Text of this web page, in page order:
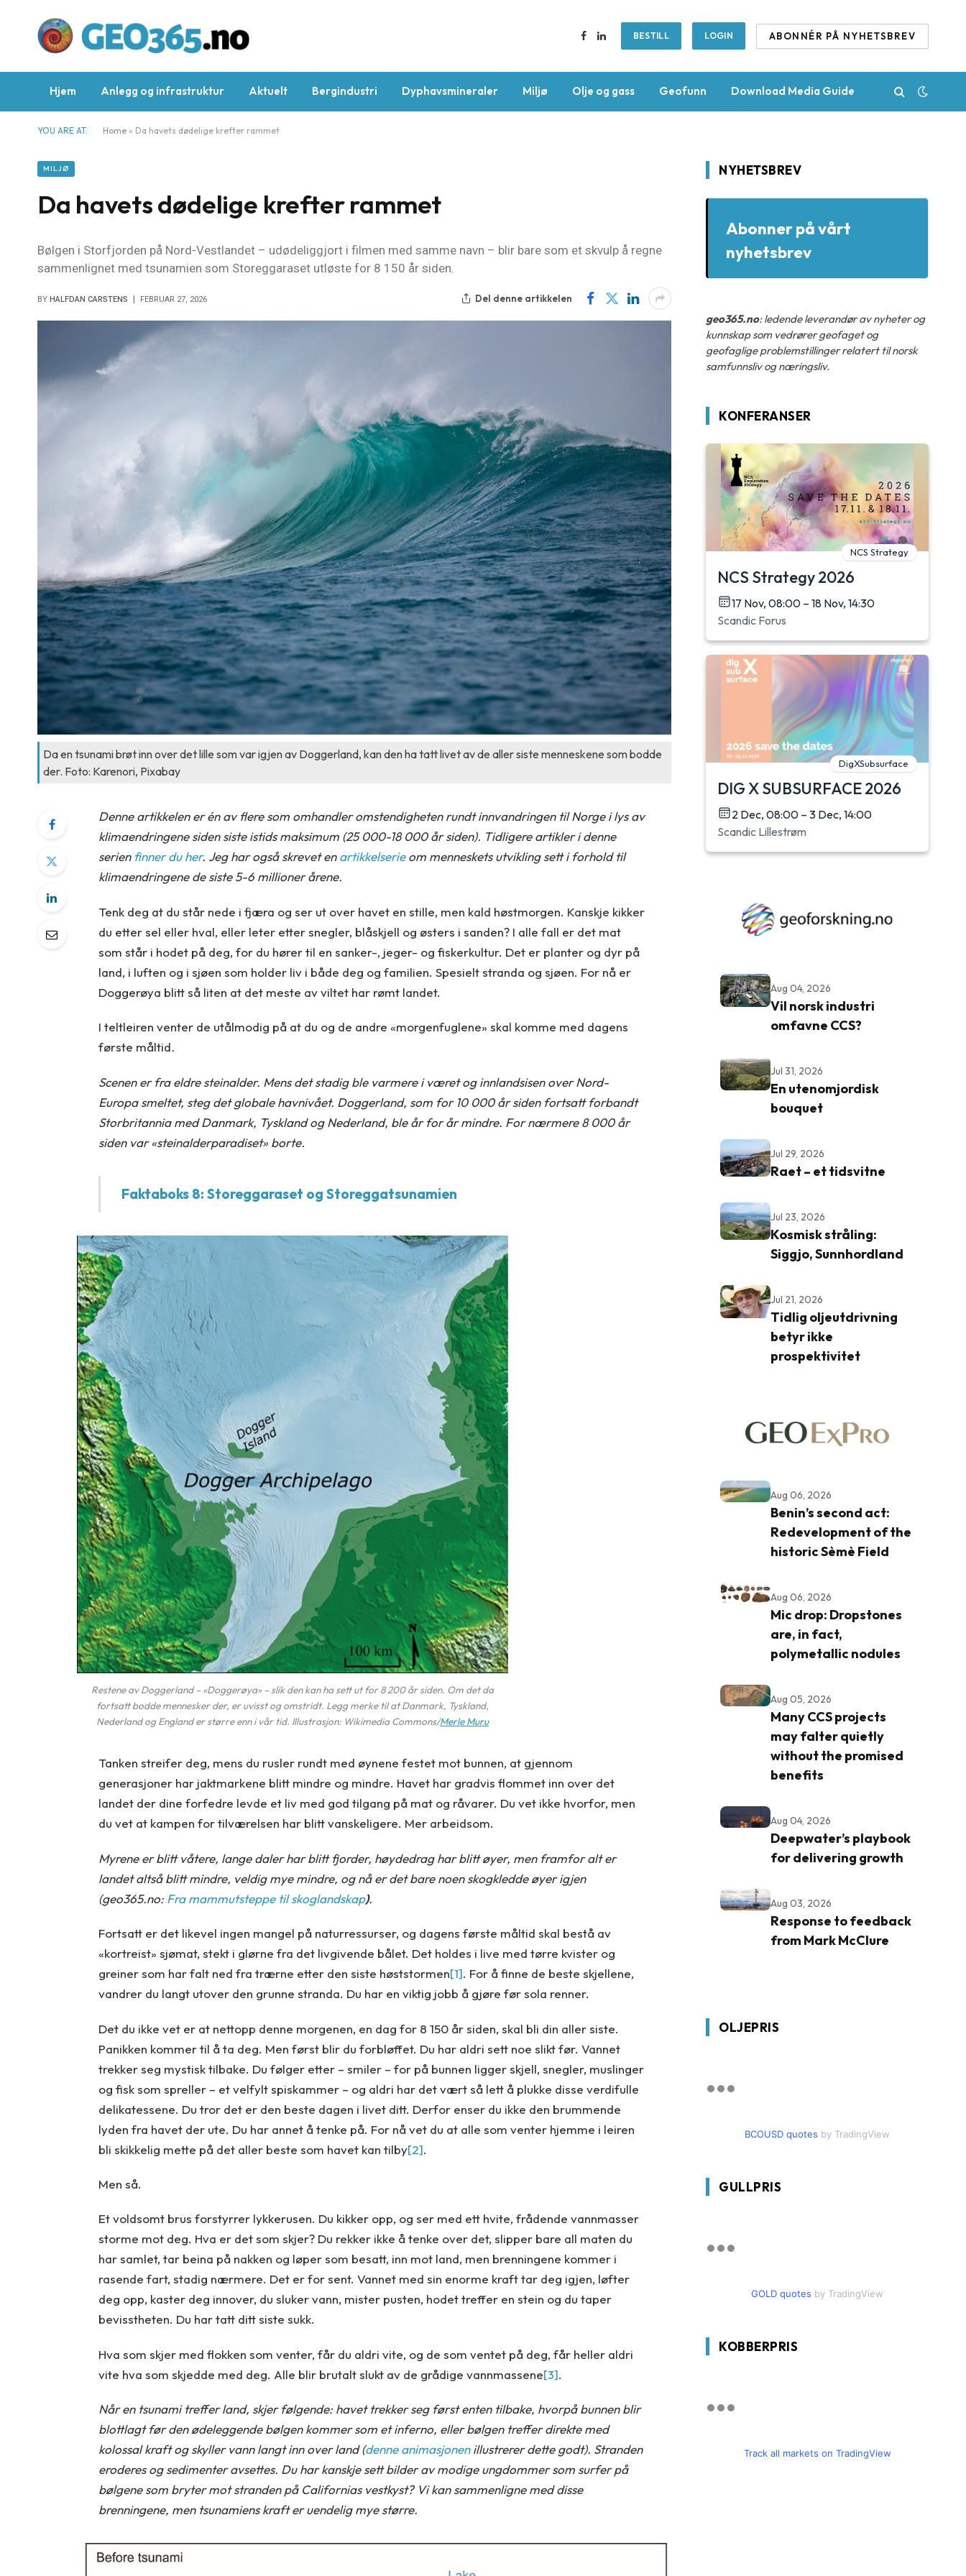
Facebook
LinkedInBESTILL LOGIN ABONNÉR PÅ NYHETSBREV
Hjem Anlegg og infrastruktur Aktuelt Bergindustri Dyphavsmineraler Miljø Olje og gass Geofunn Download Media Guide
YOU ARE AT: Home » Da havets dødelige krefter rammet
MILJØ
Da havets dødelige krefter rammet
Bølgen i Storfjorden på Nord-Vestlandet – udødeliggjort i filmen med samme navn – blir bare som et skvulp å regne
sammenlignet med tsunamien som Storeggaraset utløste for 8 150 år siden.
BY HALFDAN CARSTENS FEBRUAR 27, 2026 Del denne artikkelen
Da en tsunami brøt inn over det lille som var igjen av Doggerland, kan den ha tatt livet av de aller siste menneskene som bodde
der. Foto: Karenori, Pixabay
Denne artikkelen er én av flere som omhandler omstendigheten rundt innvandringen til Norge i lys av
klimaendringene siden siste istids maksimum (25 000-18 000 år siden). Tidligere artikler i denne
serien finner du her. Jeg har også skrevet enartikkelserieom menneskets utvikling sett i forhold til
klimaendringene de siste 5-6 millioner årene.
Tenk deg at du står nede i fjæra og ser ut over havet en stille, men kald høstmorgen. Kanskje kikker
du etter sel eller hval, eller leter etter snegler, blåskjell og østers i sanden? I alle fall er det mat
som står i hodet på deg, for du hører til en sanker-, jeger- og fiskerkultur. Det er planter og dyr på
land, i luften og i sjøen som holder liv i både deg og familien. Spesielt stranda og sjøen. For nå er
Doggerøya blitt så liten at det meste av viltet har rømt landet.
I teltleiren venter de utålmodig på at du og de andre «morgenfuglene» skal komme med dagens
første måltid.
Scenen er fra eldre steinalder. Mens det stadig ble varmere i været og innlandsisen over Nord-
Europa smeltet, steg det globale havnivået. Doggerland, som for 10 000 år siden fortsatt forbandt
Storbritannia med Danmark, Tyskland og Nederland, ble år for år mindre. For nærmere 8 000 år
siden var «steinalderparadiset» borte.
Faktaboks 8: Storeggaraset og Storeggatsunamien
Restene av Doggerland – «Doggerøya» – slik den kan ha sett ut for 8 200 år siden. Om det da
fortsatt bodde mennesker der, er uvisst og omstridt. Legg merke til at Danmark, Tyskland,
Nederland og England er større enn i vår tid. Illustrasjon: Wikimedia Commons/Merle Muru
Tanken streifer deg, mens du rusler rundt med øynene festet mot bunnen, at gjennom
generasjoner har jaktmarkene blitt mindre og mindre. Havet har gradvis flommet inn over det
landet der dine forfedre levde et liv med god tilgang på mat og råvarer. Du vet ikke hvorfor, men
du vet at kampen for tilværelsen har blitt vanskeligere. Mer arbeidsom.
Myrene er blitt våtere, lange daler har blitt fjorder, høydedrag har blitt øyer, men framfor alt er
landet altså blitt mindre, veldig mye mindre, og nå er det bare noen skogkledde øyer igjen
(geo365.no: Fra mammutsteppe til skoglandskap).
Fortsatt er det likevel ingen mangel på naturressurser, og dagens første måltid skal bestå av
«kortreist» sjømat, stekt i glørne fra det livgivende bålet. Det holdes i live med tørre kvister og
greiner som har falt ned fra trærne etter den siste høststormen[1]. For å finne de beste skjellene,
vandrer du langt utover den grunne stranda. Du har en viktig jobb å gjøre før sola renner.
Det du ikke vet er at nettopp denne morgenen, en dag for 8 150 år siden, skal bli din aller siste.
Panikken kommer til å ta deg. Men først blir du forbløffet. Du har aldri sett noe slikt før. Vannet
trekker seg mystisk tilbake. Du følger etter – smiler – for på bunnen ligger skjell, snegler, muslinger
og fisk som spreller – et velfylt spiskammer – og aldri har det vært så lett å plukke disse verdifulle
delikatessene. Du tror det er den beste dagen i livet ditt. Derfor enser du ikke den brummende
lyden fra havet der ute. Du har annet å tenke på. For nå vet du at alle som venter hjemme i leiren
bli skikkelig mette på det aller beste som havet kan tilby[2].
Men så.
Et voldsomt brus forstyrrer lykkerusen. Du kikker opp, og ser med ett hvite, frådende vannmasser
storme mot deg. Hva er det som skjer? Du rekker ikke å tenke over det, slipper bare all maten du
har samlet, tar beina på nakken og løper som besatt, inn mot land, men brenningene kommer i
rasende fart, stadig nærmere. Det er for sent. Vannet med sin enorme kraft tar deg igjen, løfter
deg opp, kaster deg innover, du sluker vann, mister pusten, hodet treffer en stein og du taper
bevisstheten. Du har tatt ditt siste sukk.
Hva som skjer med flokken som venter, får du aldri vite, og de som ventet på deg, får heller aldri
vite hva som skjedde med deg. Alle blir brutalt slukt av de grådige vannmassene[3].
Når en tsunami treffer land, skjer følgende: havet trekker seg først enten tilbake, hvorpå bunnen blir
blottlagt før den ødeleggende bølgen kommer som et inferno, eller bølgen treffer direkte med
kolossal kraft og skyller vann langt inn over land (denne animasjonenillustrerer dette godt). Stranden
eroderes og sedimenter avsettes. Du har kanskje sett bilder av modige ungdommer som surfer på
bølgene som bryter mot stranden på Californias vestkyst? Vi kan sammenligne med disse
brenningene, men tsunamiens kraft er uendelig mye større.
NYHETSBREV
Abonner på vårt
nyhetsbrev
geo365.no: ledende leverandør av nyheter og
kunnskap som vedrører geofaget og
geofaglige problemstillinger relatert til norsk
samfunnsliv og næringsliv.
KONFERANSER
NCS Strategy
NCS Strategy 2026
17 Nov, 08:00 – 18 Nov, 14:30
Scandic Forus
DigXSubsurface
DIG X SUBSURFACE 2026
2 Dec, 08:00 – 3 Dec, 14:00
Scandic Lillestrøm
Aug 04, 2026
Vil norsk industri
omfavne CCS?
Jul 31, 2026
En utenomjordisk
bouquet
Jul 29, 2026
Raet – et tidsvitne
Jul 23, 2026
Kosmisk stråling:
Siggjo, Sunnhordland
Jul 21, 2026
Tidlig oljeutdrivning
betyr ikke
prospektivitet
Aug 06, 2026
Benin’s second act:
Redevelopment of the
historic Sèmè Field
Aug 06, 2026
Mic drop: Dropstones
are, in fact,
polymetallic nodules
Aug 05, 2026
Many CCS projects
may falter quietly
without the promised
benefits
Aug 04, 2026
Deepwater’s playbook
for delivering growth
Aug 03, 2026
Response to feedback
from Mark McClure
OLJEPRIS
BCOUSD quotes by TradingView
GULLPRIS
GOLD quotes by TradingView
KOBBERPRIS
Track all markets on TradingView